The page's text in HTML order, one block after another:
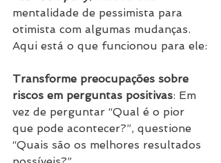
mentalidade de pessimista para
otimista com algumas mudanças.
Aqui está o que funcionou para ele:
Transforme preocupações sobre
riscos em perguntas positivas: Em
vez de perguntar “Qual é o pior
que pode acontecer?”, questione
“Quais são os melhores resultados